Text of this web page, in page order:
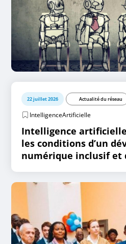
22 juillet 2026 Actualité du réseau
IntelligenceArtificielle
Intelligence artificielle
les conditions d’un
numérique inclusif et